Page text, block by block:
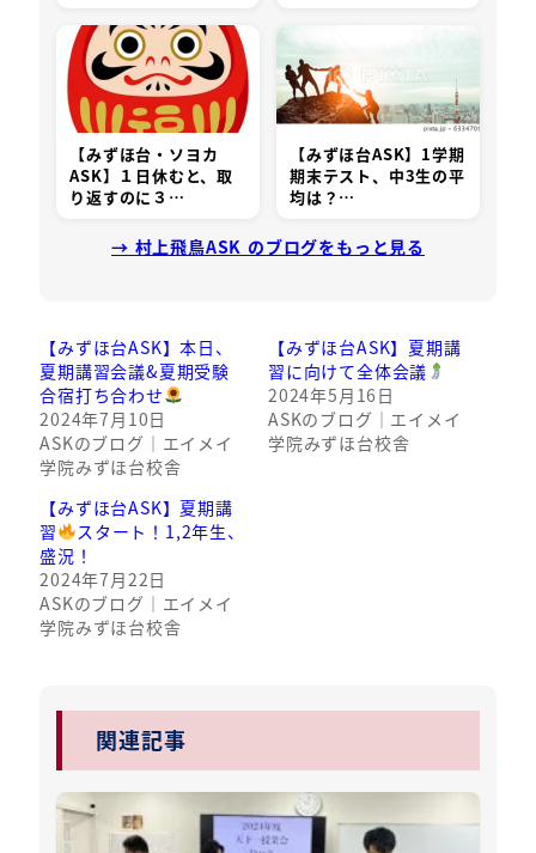
【みずほ台・ソヨカ
ASK】１日休むと、取
り返すのに３…
【みずほ台ASK】1学期
期末テスト、中3生の平
均は？…
→ 村上飛鳥ASK のブログをもっと見る
【みずほ台ASK】本日、
夏期講習会議&夏期受験
合宿打ち合わせ
2024年7月10日
ASKのブログ｜エイメイ
学院みずほ台校舎
【みずほ台ASK】夏期講
習に向けて全体会議
2024年5月16日
ASKのブログ｜エイメイ
学院みずほ台校舎
【みずほ台ASK】夏期講
習
スタート！1,2年生、
盛況！
2024年7月22日
ASKのブログ｜エイメイ
学院みずほ台校舎
関連記事